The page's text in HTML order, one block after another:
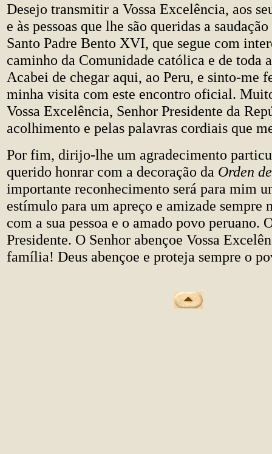
Desejo transmitir a Vossa Excelência, aos
e às pessoas que lhe são queridas a
Santo Padre Bento XVI, que segue com
caminho da Comunidade católica e de toda
Acabei de chegar aqui, ao Peru, e sinto-me
minha visita com este encontro oficial.
Vossa Excelência, Senhor Presidente da
acolhimento e pelas palavras cordiais que
Por fim, dirijo-lhe um agradecimento
querido honrar com a decoração da Orden
importante reconhecimento será para mim
estímulo para um apreço e amizade sempre
com a sua pessoa e o amado povo peruano.
Presidente. O Senhor abençoe Vossa
família! Deus abençoe e proteja sempre o